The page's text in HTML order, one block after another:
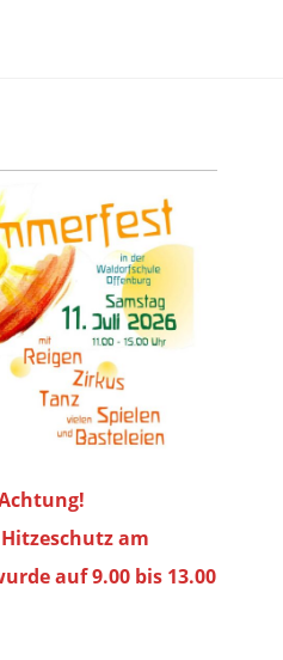
am
auf 9.00 bis 13.00